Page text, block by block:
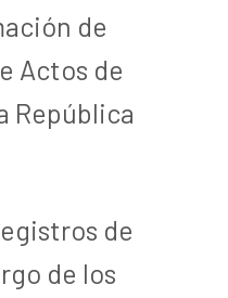
de
Actos de
República
de
de los